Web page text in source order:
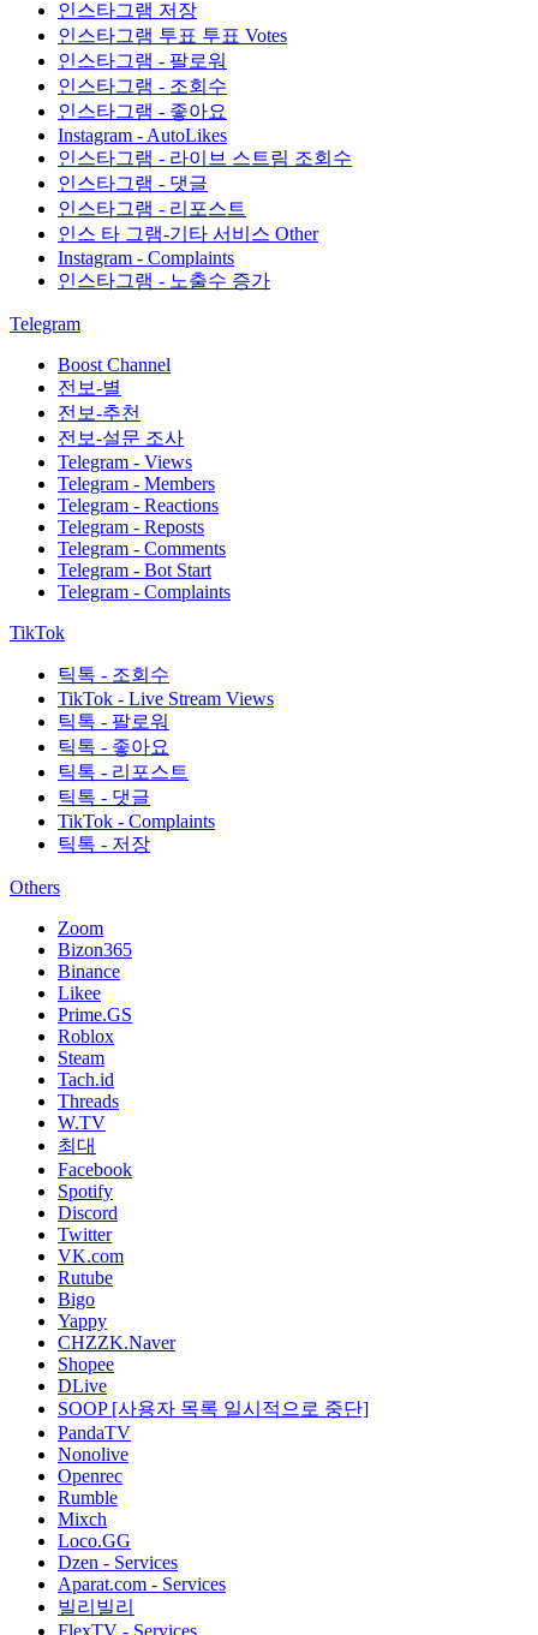
인스타그램 저장
인스타그램 투표 투표 Votes
인스타그램 - 팔로워
인스타그램 - 조회수
인스타그램 - 좋아요
Instagram - AutoLikes
인스타그램 - 라이브 스트림 조회수
인스타그램 - 댓글
인스타그램 - 리포스트
인스 타 그램-기타 서비스 Other
Instagram - Complaints
인스타그램 - 노출수 증가
Telegram
Boost Channel
전보-별
전보-추천
전보-설문 조사
Telegram - Views
Telegram - Members
Telegram - Reactions
Telegram - Reposts
Telegram - Comments
Telegram - Bot Start
Telegram - Complaints
TikTok
틱톡 - 조회수
TikTok - Live Stream Views
틱톡 - 팔로워
틱톡 - 좋아요
틱톡 - 리포스트
틱톡 - 댓글
TikTok - Complaints
틱톡 - 저장
Others
Zoom
Bizon365
Binance
Likee
Prime.GS
Roblox
Steam
Tach.id
Threads
W.TV
최대
Facebook
Spotify
Discord
Twitter
VK.com
Rutube
Bigo
Yappy
CHZZK.Naver
Shopee
DLive
SOOP [사용자 목록 일시적으로 중단]
PandaTV
Nonolive
Openrec
Rumble
Mixch
Loco.GG
Dzen - Services
Aparat.com - Services
빌리빌리
FlexTV - Services